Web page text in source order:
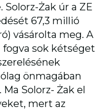
Żak úr a ZE
67,3 millió
vásárolta meg. A
sok kétséget
önmagában
Solorz- Żak el
mert az